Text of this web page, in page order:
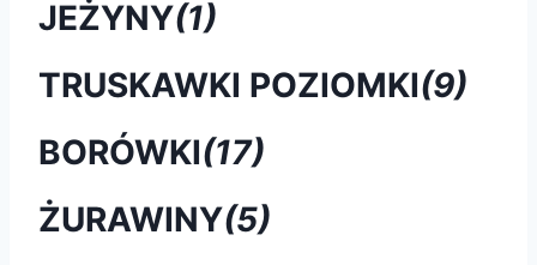
JEŻYNY(1)
TRUSKAWKI POZIOMKI(9)
BORÓWKI(17)
ŻURAWINY(5)